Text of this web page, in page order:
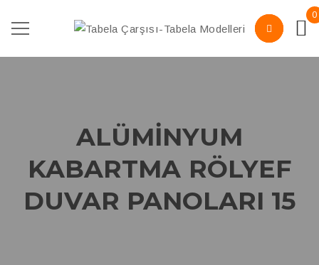
0
ALÜMINYUM
KABARTMA RÖLYEF
DUVAR PANOLARI 15